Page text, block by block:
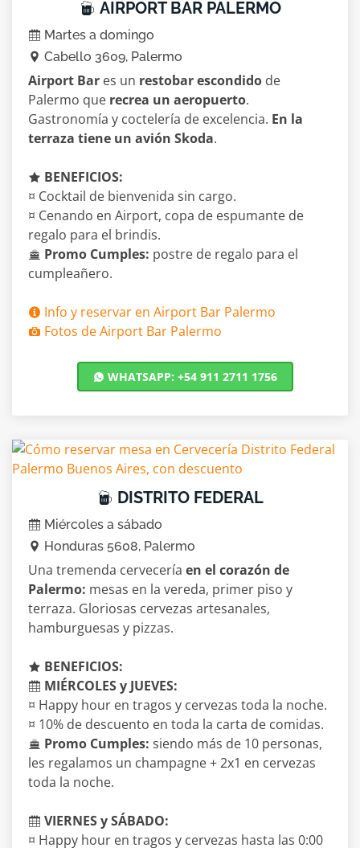
AIRPORT BAR PALERMO
Martes a domingo
Cabello 3609, Palermo
Airport Bar es un restobar escondido de
Palermo que recrea un aeropuerto.
Gastronomía y coctelería de excelencia. En la
terraza tiene un avión Skoda.
BENEFICIOS:
¤ Cocktail de bienvenida sin cargo.
¤ Cenando en Airport, copa de espumante de
regalo para el brindis.
Promo Cumples: postre de regalo para el
cumpleañero.
Info y reservar en Airport Bar Palermo
Fotos de Airport Bar Palermo
WHATSAPP: +54 911 2711 1756
DISTRITO FEDERAL
Miércoles a sábado
Honduras 5608, Palermo
Una tremenda cervecería en el corazón de
Palermo: mesas en la vereda, primer piso y
terraza. Gloriosas cervezas artesanales,
hamburguesas y pizzas.
BENEFICIOS:
MIÉRCOLES y JUEVES:
¤ Happy hour en tragos y cervezas toda la noche.
¤ 10% de descuento en toda la carta de comidas.
Promo Cumples: siendo más de 10 personas,
les regalamos un champagne + 2x1 en cervezas
toda la noche.
VIERNES y SÁBADO:
¤ Happy hour en tragos y cervezas hasta las 0:00